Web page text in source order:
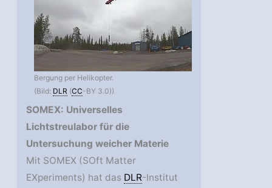
Bergung per Helikopter.
(Bild: DLR (CC-BY 3.0))
SOMEX: Universelles
Lichtstreulabor für die
Untersuchung weicher Materie
Mit SOMEX (SOft Matter
EXperiments) hat das DLR-Institut